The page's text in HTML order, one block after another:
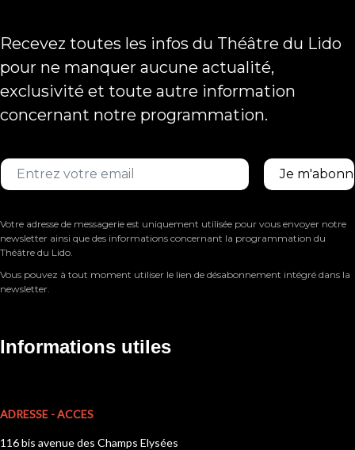
Recevez toutes les infos du Théâtre du Lido
pour ne manquer aucune actualité,
exclusivité et toute autre information
concernant notre programmation.
Votre adresse de messagerie est uniquement utilisée pour vous envoyer notre
newsletter ainsi que des informations concernant la programmation du
Théâtre du Lido.
Vous pouvez à tout moment utiliser le lien de désabonnement intégré dans la
newsletter.
Informations utiles
ADRESSE - ACCES
116 bis avenue des Champs Elysées